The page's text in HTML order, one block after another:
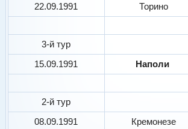
22.09.1991
Торино
3-й тур
15.09.1991
Наполи
2-й тур
08.09.1991
Кремонезе